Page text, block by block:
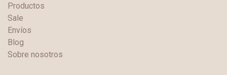
Productos
Sale
Envíos
Blog
Sobre nosotros